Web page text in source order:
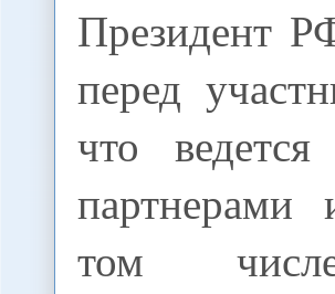
Президент
перед
что
партнерами
том